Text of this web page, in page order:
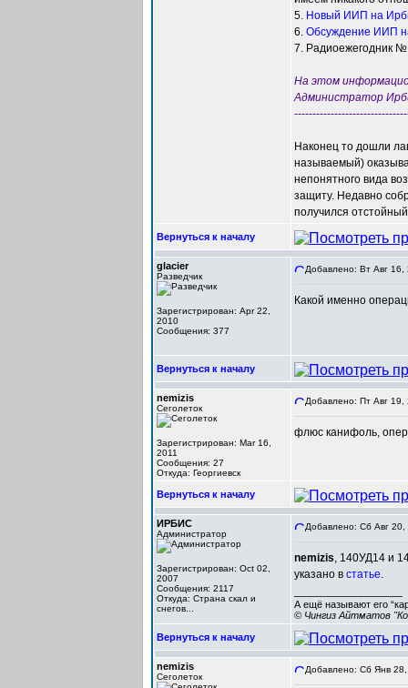
5. Новый ИИП на
6. Обсуждение ИИП
7. Радиоежегодник №
На этом
Администратор
Наконец то дошли
называемый)
непонятного вида
защиту. Недавно
получился
Вернуться к началу
glacier
Разведчик
Зарегистрирован: Apr 22,
2010
Сообщения: 377
Добавлено: Вт Авг 16,
Какой именно
Вернуться к началу
nemizis
Сеголеток
Зарегистрирован: Mar 16,
2011
Сообщения: 27
Откуда: Георгиевск
Добавлено: Пт Авг 19,
флюс канифоль,
Вернуться к началу
ИРБИС
Администратор
Зарегистрирован: Oct 02,
2007
Сообщения: 2117
Откуда: Cтрана скал и
снегов...
Добавлено: Сб Авг
nemizis, 140УД14 и
указано в статье.
А ещё называют его
© Чингиз Айтматов
Вернуться к началу
nemizis
Сеголеток
Добавлено: Сб Янв